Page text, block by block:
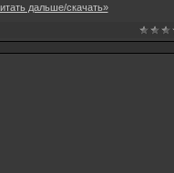
дальше/скачать»